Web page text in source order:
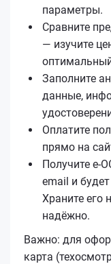
параметры.
Сравните
— изучите
Заполните
данные,
Оплатите
прямо на
Получите
email и
Храните его
надёжно.
Важно: для
карта